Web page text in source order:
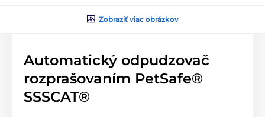
Zobraziť viac obrázkov
Automatický odpudzovač
rozprašovaním PetSafe®
SSSCAT®